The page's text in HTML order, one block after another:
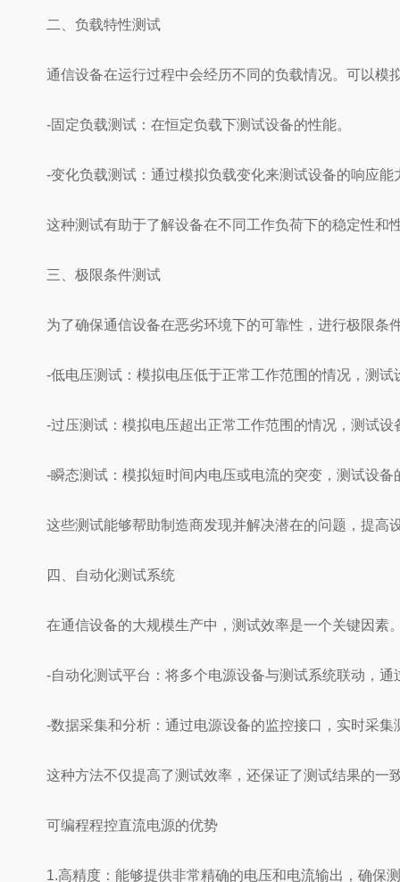
二、负载特性测试
通信设备在运行过程中会经历不同的负载情况。可以模
-固定负载测试：在恒定负载下测试设备的性能。
-变化负载测试：通过模拟负载变化来测试设备的响应能
这种测试有助于了解设备在不同工作负荷下的稳定性和
三、极限条件测试
为了确保通信设备在恶劣环境下的可靠性，进行极限条
-低电压测试：模拟电压低于正常工作范围的情况，测试
-过压测试：模拟电压超出正常工作范围的情况，测试设
-瞬态测试：模拟短时间内电压或电流的突变，测试设备
这些测试能够帮助制造商发现并解决潜在的问题，提高
四、自动化测试系统
在通信设备的大规模生产中，测试效率是一个关键因素
-自动化测试平台：将多个电源设备与测试系统联动，通
-数据采集和分析：通过电源设备的监控接口，实时采集
这种方法不仅提高了测试效率，还保证了测试结果的一
可编程程控直流电源的优势
1.高精度：能够提供非常精确的电压和电流输出，确保